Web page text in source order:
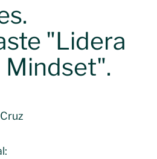
"Lidera
Mindset".